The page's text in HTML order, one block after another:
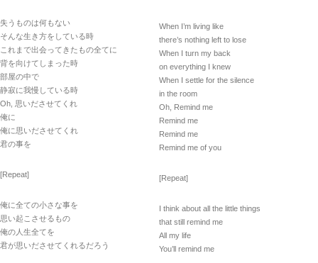
失うものは何もない
そんな生き方をしている時
これまで出会ってきたもの全てに
背を向けてしまった時
部屋の中で
静寂に我慢している時
Oh, 思いださせてくれ
俺に
俺に思いださせてくれ
君の事を
[Repeat]
俺に全ての小さな事を
思い起こさせるもの
俺の人生全てを
君が思いださせてくれるだろう
When I’m living like
there’s nothing left to lose
When I turn my back
on everything I knew
When I settle for the silence
in the room
Oh, Remind me
Remind me
Remind me
Remind me of you
[Repeat]
I think about all the little things
that still remind me
All my life
You’ll remind me